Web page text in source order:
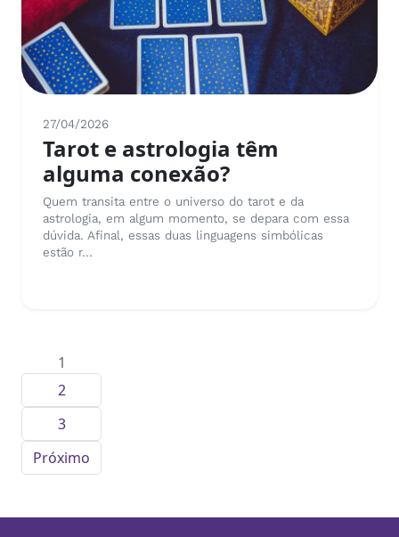
27/04/2026
Tarot e astrologia têm
alguma conexão?
Quem transita entre o universo do tarot e da
astrologia, em algum momento, se depara com essa
dúvida. Afinal, essas duas linguagens simbólicas
estão r...
1
2
3
Próximo